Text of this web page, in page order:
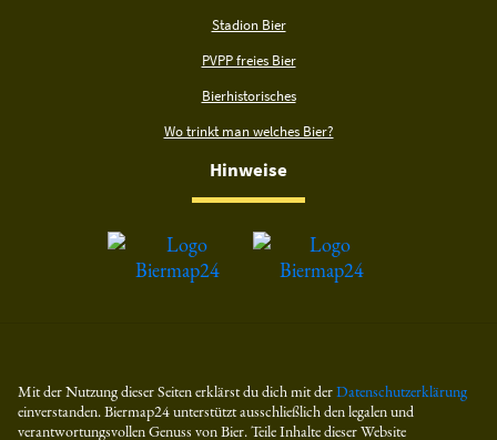
Stadion Bier
PVPP freies Bier
Bierhistorisches
Wo trinkt man welches Bier?
Hinweise
Mit der Nutzung dieser Seiten erklärst du dich mit derDatenschutzerklärung
einverstanden. Biermap24 unterstützt ausschließlich den legalen und
verantwortungsvollen Genuss von Bier. Teile Inhalte dieser Website